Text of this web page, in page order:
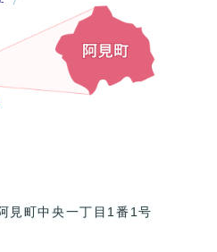
見町中央一丁目1番1号